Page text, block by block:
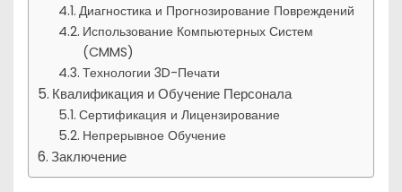
Диагностика и Прогнозирование Повреждений
Использование Компьютерных Систем
(CMMS)
Технологии 3D-Печати
Квалификация и Обучение Персонала
Сертификация и Лицензирование
Непрерывное Обучение
Заключение